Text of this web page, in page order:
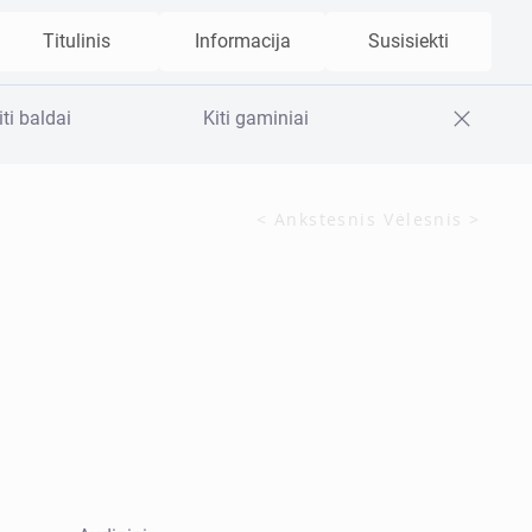
Titulinis Informacija Susisiekti
baldai Kiti gaminiai
< Ankstesnis Vėlesnis >